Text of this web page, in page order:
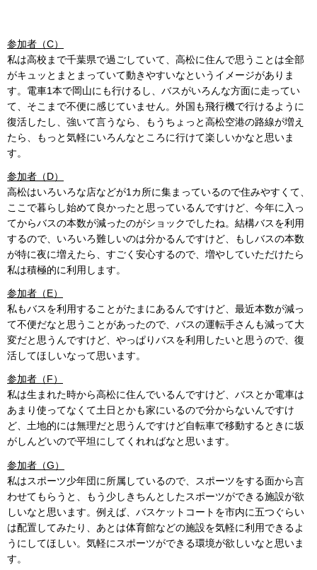
参加者（C）
私は高校まで千葉県で過ごしていて、高松に住んで思うことは全部
がキュッとまとまっていて動きやすいなというイメージがありま
す。電車1本で岡山にも行けるし、バスがいろんな方面に走ってい
て、そこまで不便に感じていません。外国も飛行機で行けるように
復活したし、強いて言うなら、もうちょっと高松空港の路線が増え
たら、もっと気軽にいろんなところに行けて楽しいかなと思いま
す。
参加者（D）
高松はいろいろな店などが1カ所に集まっているので住みやすくて、
ここで暮らし始めて良かったと思っているんですけど、今年に入っ
てからバスの本数が減ったのがショックでしたね。結構バスを利用
するので、いろいろ難しいのは分かるんですけど、もしバスの本数
が特に夜に増えたら、すごく安心するので、増やしていただけたら
私は積極的に利用します。
参加者（E）
私もバスを利用することがたまにあるんですけど、最近本数が減っ
て不便だなと思うことがあったので、バスの運転手さんも減って大
変だと思うんですけど、やっぱりバスを利用したいと思うので、復
活してほしいなって思います。
参加者（F）
私は生まれた時から高松に住んでいるんですけど、バスとか電車は
あまり使ってなくて土日とかも家にいるので分からないんですけ
ど、土地的には無理だと思うんですけど自転車で移動するときに坂
がしんどいので平坦にしてくれればなと思います。
参加者（G）
私はスポーツ少年団に所属しているので、スポーツをする面から言
わせてもらうと、もう少しきちんとしたスポーツができる施設が欲
しいなと思います。例えば、バスケットコートを市内に五つぐらい
は配置してみたり、あとは体育館などの施設を気軽に利用できるよ
うにしてほしい。気軽にスポーツができる環境が欲しいなと思いま
す。